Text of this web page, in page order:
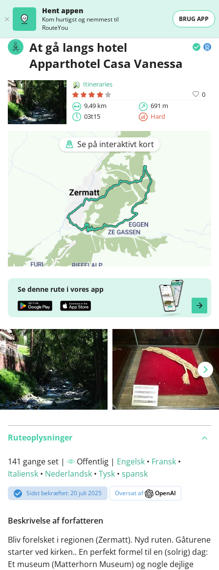
Hent appen
Kom hurtigst og nemmest til
RouteYou
BRUG APP
At gå langs hotel
Apparthotel Casa Vanessa
Itineraries
0
9,49 km
691 m
03t15
Hard
Se på interaktivt kort
Se denne rute i vores app
Ruteoplysninger
141 gange set | Offentlig | Engelsk • Fransk •
Italiensk • Nederlandsk • Tysk • spansk
Sidst bekræftet: 20 juli 2025 Oversat af OpenAI
Beskrivelse af forfatteren
Bliv forelsket i regionen (Zermatt). Nyd ruten. Gåturene
starter ved kirken.. En perfekt formel til en (solrig) dag:
Et museum (Matterhorn Museum) og nogle dejlige